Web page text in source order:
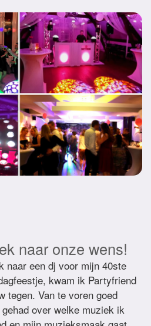
naar onze wens!
naar een dj voor mijn 40ste
kwam ik Partyfriend
tegen. Van te voren goed
over welke muziek ik